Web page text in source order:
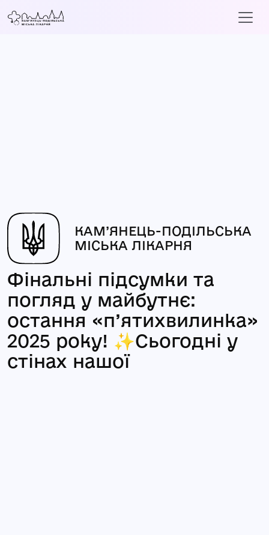
КАМ’ЯНЕЦЬ-ПОДІЛЬСЬКА
МІСЬКА ЛІКАРНЯ
Фінальні підсумки та
погляд у майбутнє:
остання «п’ятихвилинка»
2025 року! ✨Сьогодні у
стінах нашої